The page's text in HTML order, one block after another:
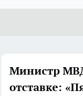
Министр
отставке: